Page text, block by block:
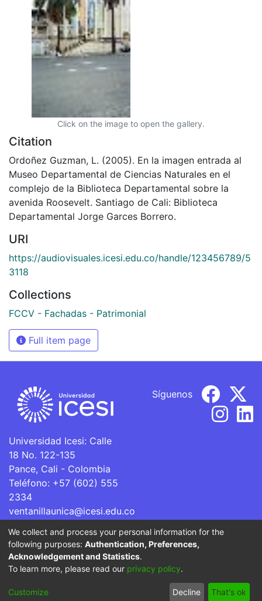
Click on the image to open the gallery.
Citation
Ordoñez Guzman, L. (2005). En la imagen entrada al
Museo Departamental de Ciencias Naturales en el
complejo de la Biblioteca Departamental sobre la
avenida Roosevelt. Santiago de Cali: Biblioteca
Departamental Jorge Garces Borrero.
URI
https://audiovisuales.icesi.edu.co/handle/123456789/5
3118
Collections
FCCV - Fachadas - Patrimonial
Full item page
Universidad Icesi: Calle
18 No. 122-135
Pance, Cali - Colombia
Teléfono: +57 (602) 555
2334
ventanillaunica@icesi.edu.co
Síguenos
La Universidad Icesi es una Institución de Educación
Superior que se encuentra sujeta a inspección y vigilancia
por parte del Ministerio de Educación Nacional.
Cookie
End User
Send
We collect and process your personal information for the
following purposes: Authentication, Preferences,
Acknowledgement and Statistics.
To learn more, please read our privacy policy.
Customize Decline That's ok